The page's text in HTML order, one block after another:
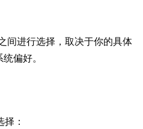
间进行选择，取决于你的具体
偏好。
：